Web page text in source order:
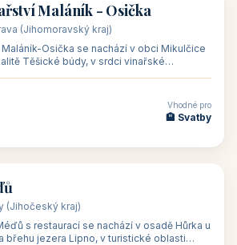
Maláník - Osička
(Jihomoravský kraj)
Osička se nachází v obci Mikulčice
Těšické búdy, v srdci vinařské
Vhodné pro
🏨 Svatby
(Jihočeský kraj)
s restaurací se nachází v osadě Hůrka u
břehu jezera Lipno, v turistické oblasti